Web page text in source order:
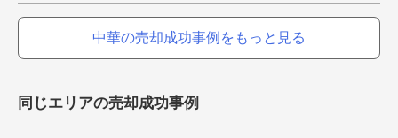
中華の売却成功事例をもっと見る
同じエリアの売却成功事例